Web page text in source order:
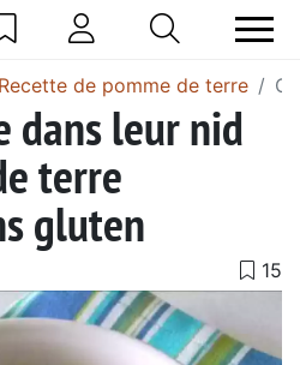
Recette de pomme de terre
dans leur nid
terre
gluten